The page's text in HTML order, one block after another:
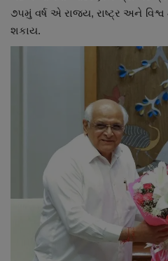
ગુનાખોરી
બોલિવૂડ
૭૫મું વર્ષ એ રાજ્ય, રાષ્ટ્ર અને
શકાય.